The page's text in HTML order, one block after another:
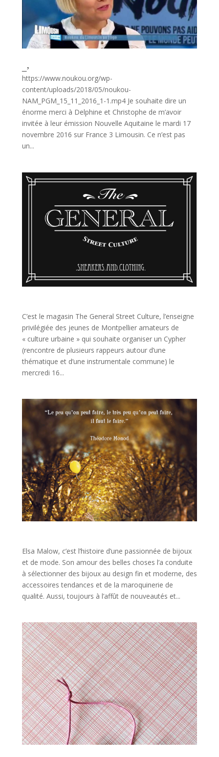
Novembre 2016 – Karine Benoit présidente de NouKou invitée de l’émission Nouvelle Aquitaine matin du 15 novembre
https://www.noukou.org/wp-
content/uploads/2018/05/noukou-
NAM_PGM_15_11_2016_1-1.mp4 Je souhaite dire un
énorme merci à Delphine et Christophe de m’avoir
invitée à leur émission Nouvelle Aquitaine le mardi 17
novembre 2016 sur France 3 Limousin. Ce n’est pas
un...
C’est le magasin The General Street Culture, l’enseigne
privilégiée des jeunes de Montpellier amateurs de
« culture urbaine » qui souhaite organiser un Cypher
(rencontre de plusieurs rappeurs autour d’une
thématique et d’une instrumentale commune) le
mercredi 16...
Elsa Malow, c’est l’histoire d’une passionnée de bijoux
et de mode. Son amour des belles choses l’a conduite
à sélectionner des bijoux au design fin et moderne, des
accessoires tendances et de la maroquinerie de
qualité. Aussi, toujours à l’affût de nouveautés et...